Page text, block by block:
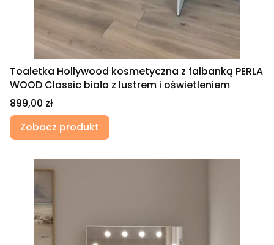
Toaletka Hollywood kosmetyczna z falbanką PERLA
WOOD Classic biała z lustrem i oświetleniem
Cena
899,00 zł
Zobacz produkt